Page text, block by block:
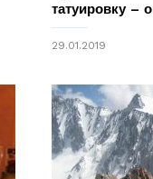
татуировку –
29.01.2019